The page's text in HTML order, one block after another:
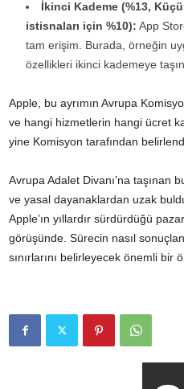
İkinci Kademe (%13,
istisnaları için %10): App
tam erişim. Burada, örneğin
özellikleri ikinci kademeye
Apple, bu ayrımın Avrupa
ve hangi hizmetlerin hangi ücret
yine Komisyon tarafından
Avrupa Adalet Divanı’na taşınan
ve yasal dayanaklardan uzak
Apple’ın yıllardır sürdürdüğü
görüşünde. Sürecin nasıl
sınırlarını belirleyecek önemli bir